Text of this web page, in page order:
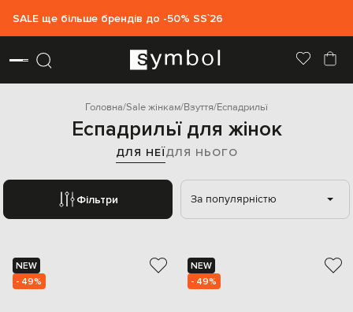
SALE ще більше брендів до -50% SS`26
Головна Sale жінкам Взуття Еспадрильї
Еспадрильї для жінок
ДЛЯ НЕЇДЛЯ НЬОГО
Фільтри За популярністю
NEW
- 49%
NEW
- 49%